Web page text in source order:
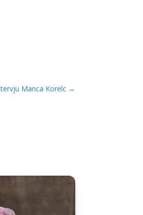
Manca Korelc→